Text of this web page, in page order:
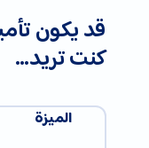
قد يكون
كنت تريد…
الميزة